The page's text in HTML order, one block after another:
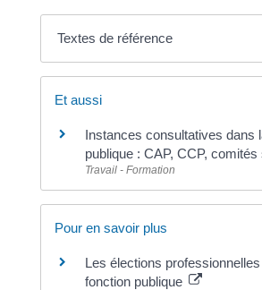
Textes de référence
Et aussi
Instances consultatives dans
publique : CAP, CCP, comités
Travail - Formation
Pour en savoir plus
Les élections
fonction publique